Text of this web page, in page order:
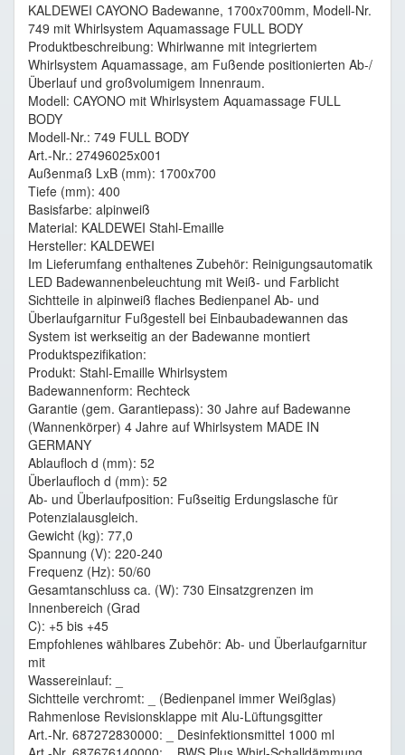
KALDEWEI CAYONO Badewanne, 1700x700mm, Modell-Nr.
749 mit Whirlsystem Aquamassage FULL BODY
Produktbeschreibung: Whirlwanne mit integriertem
Whirlsystem Aquamassage, am Fußende positionierten Ab-/
Überlauf und großvolumigem Innenraum.
Modell: CAYONO mit Whirlsystem Aquamassage FULL
BODY
Modell-Nr.: 749 FULL BODY
Art.-Nr.: 27496025x001
Außenmaß LxB (mm): 1700x700
Tiefe (mm): 400
Basisfarbe: alpinweiß
Material: KALDEWEI Stahl-Emaille
Hersteller: KALDEWEI
Im Lieferumfang enthaltenes Zubehör: Reinigungsautomatik
LED Badewannenbeleuchtung mit Weiß- und Farblicht
Sichtteile in alpinweiß flaches Bedienpanel Ab- und
Überlaufgarnitur Fußgestell bei Einbaubadewannen das
System ist werkseitig an der Badewanne montiert
Produktspezifikation:
Produkt: Stahl-Emaille Whirlsystem
Badewannenform: Rechteck
Garantie (gem. Garantiepass): 30 Jahre auf Badewanne
(Wannenkörper) 4 Jahre auf Whirlsystem MADE IN
GERMANY
Ablaufloch d (mm): 52
Überlaufloch d (mm): 52
Ab- und Überlaufposition: Fußseitig Erdungslasche für
Potenzialausgleich.
Gewicht (kg): 77,0
Spannung (V): 220-240
Frequenz (Hz): 50/60
Gesamtanschluss ca. (W): 730 Einsatzgrenzen im
Innenbereich (Grad
C): +5 bis +45
Empfohlenes wählbares Zubehör: Ab- und Überlaufgarnitur
mit
Wassereinlauf: _
Sichtteile verchromt: _ (Bedienpanel immer Weißglas)
Rahmenlose Revisionsklappe mit Alu-Lüftungsgitter
Art.-Nr. 687272830000: _ Desinfektionsmittel 1000 ml